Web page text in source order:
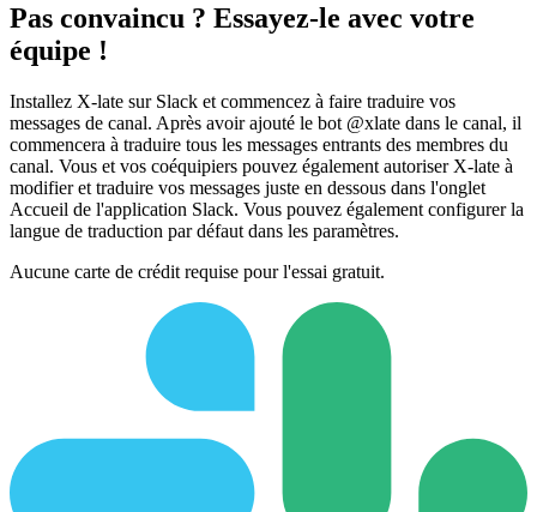
Pas convaincu ? Essayez-le avec votre
équipe !
Installez X-late sur Slack et commencez à faire traduire vos
messages de canal. Après avoir ajouté le bot @xlate dans le canal, il
commencera à traduire tous les messages entrants des membres du
canal. Vous et vos coéquipiers pouvez également autoriser X-late à
modifier et traduire vos messages juste en dessous dans l'onglet
Accueil de l'application Slack. Vous pouvez également configurer la
langue de traduction par défaut dans les paramètres.
Aucune carte de crédit requise pour l'essai gratuit.